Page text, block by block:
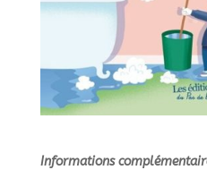
Informations